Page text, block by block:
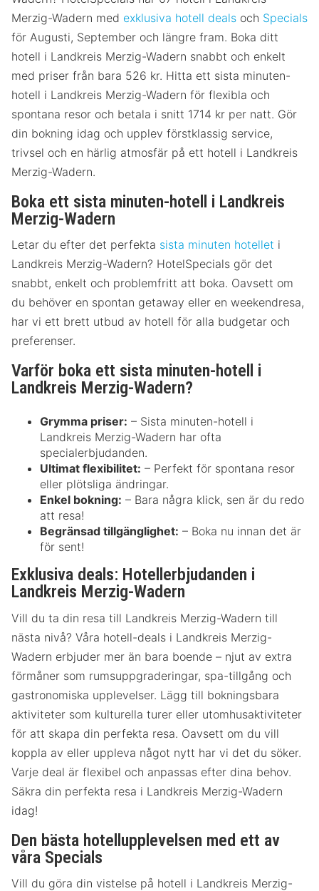
Merzig-Wadern med exklusiva hotell deals och Specials
för Augusti, September och längre fram. Boka ditt
hotell i Landkreis Merzig-Wadern snabbt och enkelt
med priser från bara 526 kr. Hitta ett sista minuten-
hotell i Landkreis Merzig-Wadern för flexibla och
spontana resor och betala i snitt 1714 kr per natt. Gör
din bokning idag och upplev förstklassig service,
trivsel och en härlig atmosfär på ett hotell i Landkreis
Merzig-Wadern.
Boka ett sista minuten-hotell i Landkreis
Merzig-Wadern
Letar du efter det perfekta sista minuten hotellet i
Landkreis Merzig-Wadern? HotelSpecials gör det
snabbt, enkelt och problemfritt att boka. Oavsett om
du behöver en spontan getaway eller en weekendresa,
har vi ett brett utbud av hotell för alla budgetar och
preferenser.
Varför boka ett sista minuten-hotell i
Landkreis Merzig-Wadern?
Grymma priser: – Sista minuten-hotell i
Landkreis Merzig-Wadern har ofta
specialerbjudanden.
Ultimat flexibilitet: – Perfekt för spontana resor
eller plötsliga ändringar.
Enkel bokning: – Bara några klick, sen är du redo
att resa!
Begränsad tillgänglighet: – Boka nu innan det är
för sent!
Exklusiva deals: Hotellerbjudanden i
Landkreis Merzig-Wadern
Vill du ta din resa till Landkreis Merzig-Wadern till
nästa nivå? Våra hotell-deals i Landkreis Merzig-
Wadern erbjuder mer än bara boende – njut av extra
förmåner som rumsuppgraderingar, spa-tillgång och
gastronomiska upplevelser. Lägg till bokningsbara
aktiviteter som kulturella turer eller utomhusaktiviteter
för att skapa din perfekta resa. Oavsett om du vill
koppla av eller uppleva något nytt har vi det du söker.
Varje deal är flexibel och anpassas efter dina behov.
Säkra din perfekta resa i Landkreis Merzig-Wadern
idag!
Den bästa hotellupplevelsen med ett av
våra Specials
Vill du göra din vistelse på hotell i Landkreis Merzig-